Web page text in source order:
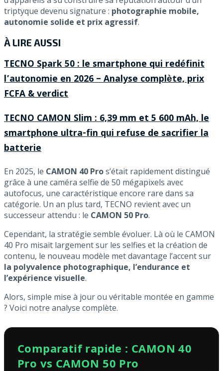
triptyque devenu signature : photographie mobile,
autonomie solide et prix agressif.
À LIRE AUSSI
TECNO Spark 50 : le smartphone qui redéfinit
l’autonomie en 2026 – Analyse complète, prix
FCFA & verdict
TECNO CAMON Slim : 6,39 mm et 5 600 mAh, le
smartphone ultra-fin qui refuse de sacrifier la
batterie
En 2025, le CAMON 40 Pros’était rapidement distingué
grâce à une caméra selfie de 50 mégapixels avec
autofocus, une caractéristique encore rare dans sa
catégorie. Un an plus tard, TECNO revient avec un
successeur attendu : le CAMON 50 Pro.
Cependant, la stratégie semble évoluer. Là où le CAMON
40 Pro misait largement sur les selfies et la création de
contenu, le nouveau modèle met davantage l’accent sur
la polyvalence photographique, l’endurance et
l’expérience visuelle.
Alors, simple mise à jour ou véritable montée en gamme
? Voici notre analyse complète.
Comparatif rapide : CAMON 40
Pro vs CAMON 50 Pro